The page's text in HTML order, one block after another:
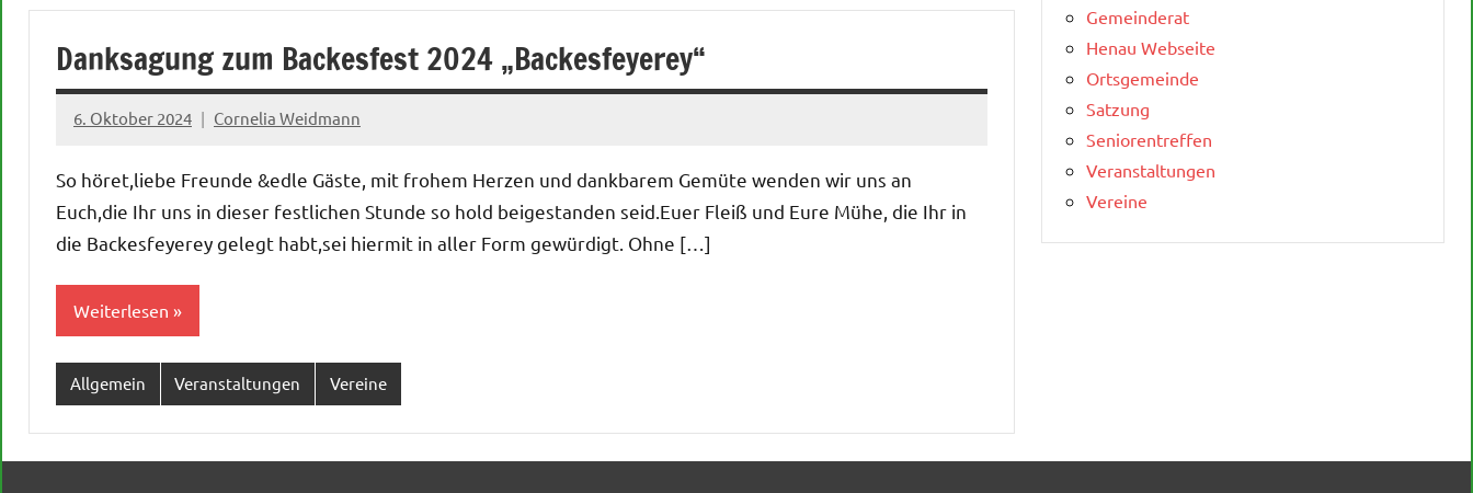
Danksagung zum Backesfest 2024 „Backesfeyerey“
6. Oktober 2024 Cornelia Weidmann
So höret,liebe Freunde &edle Gäste, mit frohem Herzen und dankbarem Gemüte wenden wir uns an
Euch,die Ihr uns in dieser festlichen Stunde so hold beigestanden seid.Euer Fleiß und Eure Mühe, die Ihr in
die Backesfeyerey gelegt habt,sei hiermit in aller Form gewürdigt. Ohne […]
Weiterlesen
Allgemein Veranstaltungen Vereine
Gemeinderat
Henau Webseite
Ortsgemeinde
Satzung
Seniorentreffen
Veranstaltungen
Vereine